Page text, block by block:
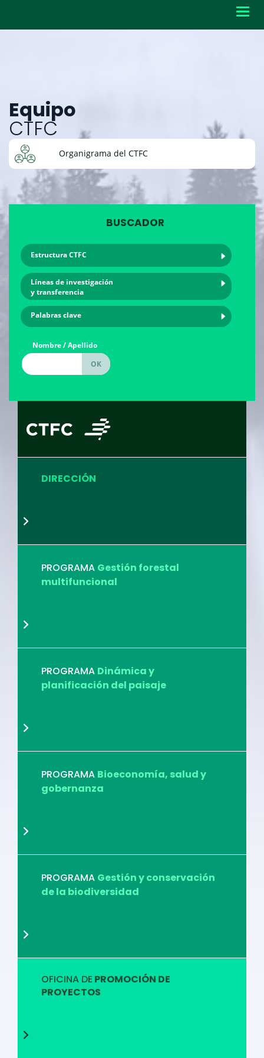
Equipo
CTFC
Organigrama del CTFC
BUSCADOR
Estructura CTFC
Líneas de investigación
y transferencia
Palabras clave
Nombre / Apellido
DIRECCIÓN
PROGRAMA Gestión forestal
multifuncional
PROGRAMA Dinámica y
planificación del paisaje
PROGRAMA Bioeconomía, salud y
gobernanza
PROGRAMA Gestión y conservación
de la biodiversidad
OFICINA DE PROMOCIÓN DE
PROYECTOS